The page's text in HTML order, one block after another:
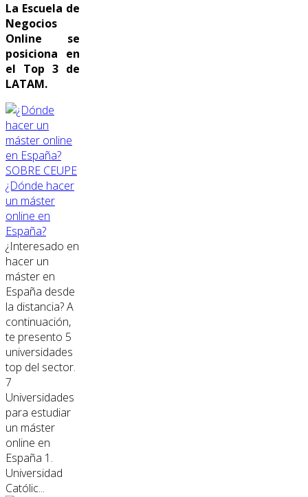
La Escuela de
Negocios
Online se
posiciona en
el Top 3 de
LATAM.
SOBRE CEUPE
¿Dónde hacer
un máster
online en
España?
¿Interesado en
hacer un
máster en
España desde
la distancia? A
continuación,
te presento 5
universidades
top del sector.
7
Universidades
para estudiar
un máster
online en
España 1.
Universidad
Católic...